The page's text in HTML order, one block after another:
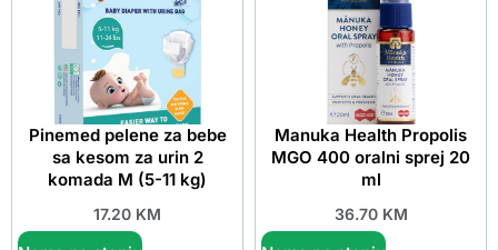
Pinemed pelene za bebe
sa kesom za urin 2
komada M (5-11 kg)
17.20 KM
Manuka Health Propolis
MGO 400 oralni sprej 20
ml
36.70 KM